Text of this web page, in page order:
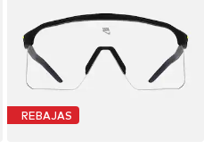
REBAJAS